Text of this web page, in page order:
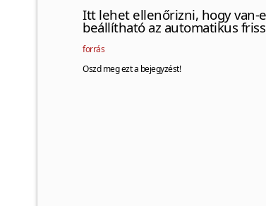
Itt lehet ellenőrizni, hogy van-
beállítható az automatikus
forrás
Oszd meg ezt a bejegyzést!